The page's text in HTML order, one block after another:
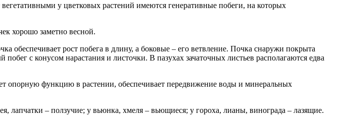
у цветковых растений имеются генеративные побеги, на которых
хорошо заметно весной.
обеспечивает рост побега в длину, а боковые – его ветвление. Почка снаружи покрыта
с конусом нарастания и листочки. В пазухах зачаточных листьев располагаются едва
опорную функцию в растении, обеспечивает передвижение воды и минеральных
лапчатки – ползучие; у вьюнка, хмеля – вьющиеся; у гороха, лианы, винограда – лазящие.